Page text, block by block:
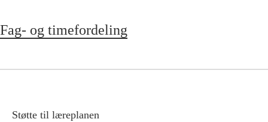
Fag- og timefordeling
Støtte til læreplanen